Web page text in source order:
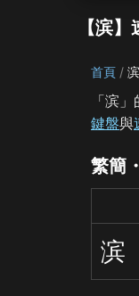
【滨
首頁
「滨
鍵盤與
繁簡
滨